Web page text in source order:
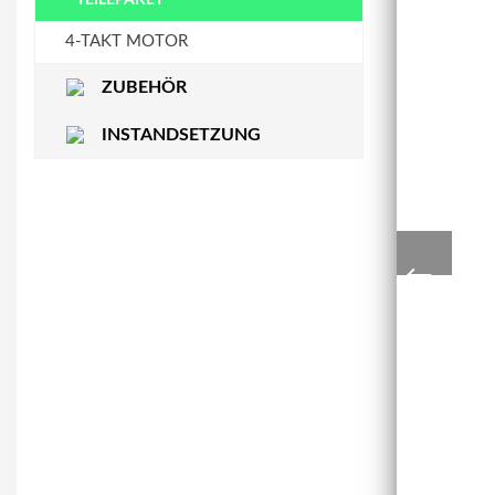
STEUERKETTENSCHIENEWASSERPUMPE
4-TAKT MOTOR
ZUBEHÖR
INSTANDSETZUNG